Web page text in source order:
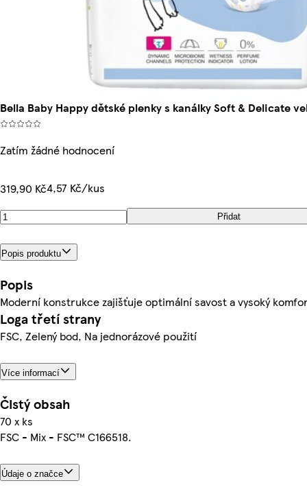
Bella Baby Happy dětské plenky s kanálky Soft & Delicate
Zatím žádné hodnocení
319,90 Kč4,57 Kč/kus
Přidat
Popis produktu
Popis
Moderní konstrukce zajišťuje optimální savost a vysoký
Loga třetí strany
FSC, Zelený bod, Na jednorázové použití
Více informací
Čistý obsah
70 x ks
FSC - Mix - FSC™ C166518.
Údaje o značce